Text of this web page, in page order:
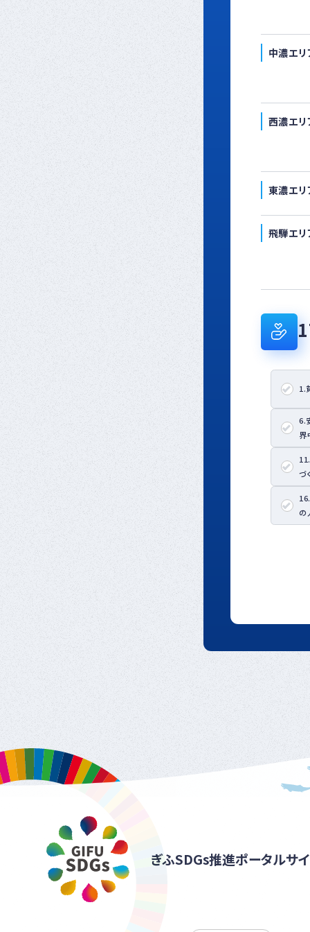
中濃エリ
西濃エリ
東濃エリ
飛騨エリ
1.
6.
界
づ
の
ぎふSDGs推進ポータルサ